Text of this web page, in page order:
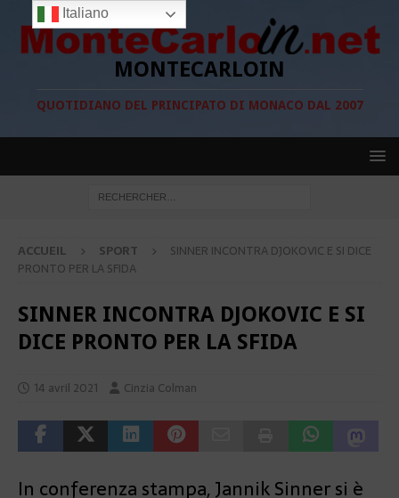
MONTECARLOIN
QUOTIDIANO DEL PRINCIPATO DI MONACO DAL 2007
ACCUEIL SPORT
SINNER INCONTRA DJOKOVIC E SI DICE
PRONTO PER LA SFIDA
SINNER INCONTRA DJOKOVIC E SI
DICE PRONTO PER LA SFIDA
14 avril 2021 Cinzia Colman
In conferenza stampa, Jannik Sinner si è
Italiano